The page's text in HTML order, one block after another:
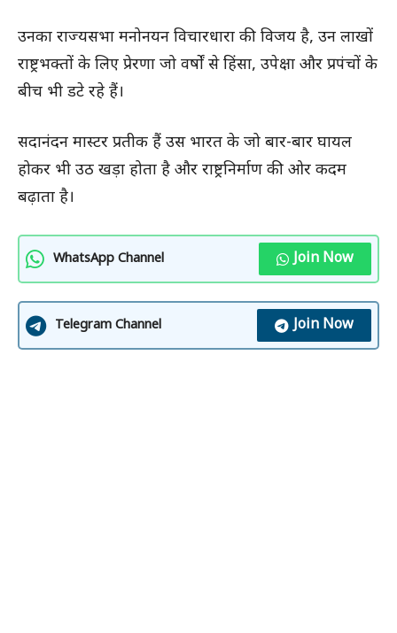
उनका राज्यसभा मनोनयन विचारधारा की विजय है, उन लाखों
राष्ट्रभक्तों के लिए प्रेरणा जो वर्षों से हिंसा, उपेक्षा और प्रपंचों के
बीच भी डटे रहे हैं।
सदानंदन मास्टर प्रतीक हैं उस भारत के जो बार-बार घायल
होकर भी उठ खड़ा होता है और राष्ट्रनिर्माण की ओर कदम
बढ़ाता है।
WhatsApp Channel Join Now
Telegram Channel Join Now